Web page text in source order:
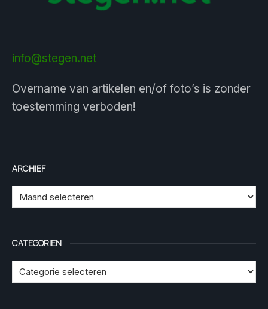
info@stegen.net
Overname van artikelen en/of foto’s is zonder
toestemming verboden!
ARCHIEF
CATEGORIEN